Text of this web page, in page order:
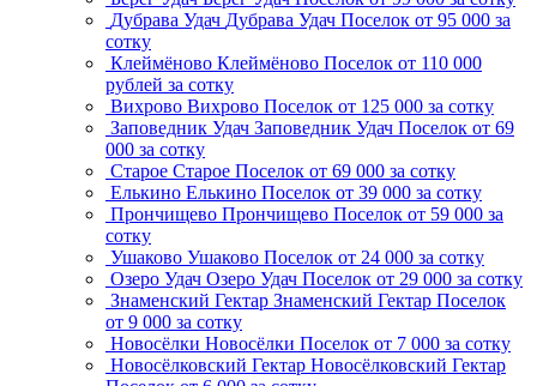
Дубрава Удач Дубрава Удач Поселок от 95 000 за
сотку
Клеймёново Клеймёново Поселок от 110 000
рублей за сотку
Вихрово Вихрово Поселок от 125 000 за сотку
Заповедник Удач Заповедник Удач Поселок от 69
000 за сотку
Старое Старое Поселок от 69 000 за сотку
Елькино Елькино Поселок от 39 000 за сотку
Прончищево Прончищево Поселок от 59 000 за
сотку
Ушаково Ушаково Поселок от 24 000 за сотку
Озеро Удач Озеро Удач Поселок от 29 000 за сотку
Знаменский Гектар Знаменский Гектар Поселок
от 9 000 за сотку
Новосёлки Новосёлки Поселок от 7 000 за сотку
Новосёлковский Гектар Новосёлковский Гектар